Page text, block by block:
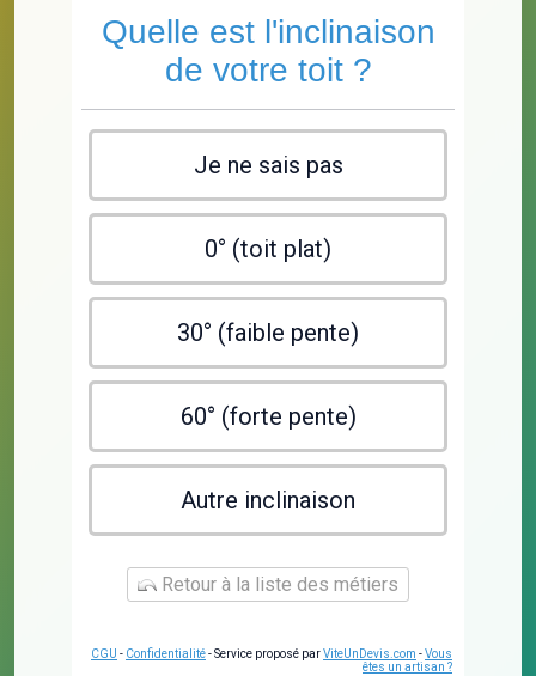
Quelle est l'inclinaison
de votre toit ?
Je ne sais pas
0° (toit plat)
30° (faible pente)
60° (forte pente)
Autre inclinaison
Retour à la liste des métiers
CGU - Confidentialité- Service proposé parViteUnDevis.com -Vous
êtes un artisan ?